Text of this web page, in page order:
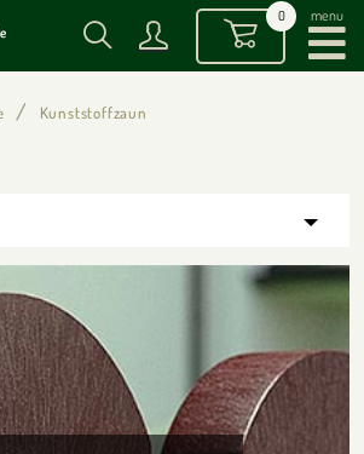
0 menu
Kunststoffzaun